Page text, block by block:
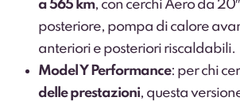
a565 km, con cerchi Aero da
posteriore, pompa di calore
anteriori e posteriori riscaldabili.
Model Y Performance: per chi
delle prestazioni, questa